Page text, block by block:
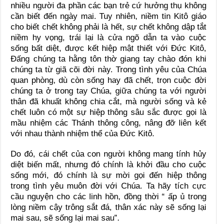
nhiều người đa phần các bạn trẻ cứ hưởng thụ không
cần biết đến ngày mai. Tuy nhiên, niềm tin Kitô giáo
cho biết chết không phải là hết, sự chết không dập tắt
niềm hy vọng, trái lại là cửa ngõ dẫn ta vào cuộc
sống bất diệt, được kết hiệp mật thiết với Đức Kitô,
Đấng chúng ta hằng tôn thờ giang tay chào đón khi
chúng ta từ giã cõi đời này. Trong tình yêu của Chúa
quan phòng, dù còn sống hay đã chết, trọn cuộc đời
chúng ta ở trong tay Chúa, giữa chúng ta với người
thân đã khuất không chia cắt, mà người sống và kẻ
chết luôn có một sự hiệp thông sâu sắc được gọi là
mầu nhiệm các Thánh thông công, nâng đỡ liên kết
với nhau thành nhiệm thể của Đức Kitô.
Do đó, cái chết của con người không mang tính hủy
diệt biến mất, nhưng đó chính là khởi đầu cho cuộc
sống mới, đó chính là sự mời gọi đến hiệp thông
trong tình yêu muôn đời với Chúa. Ta hãy tích cực
cầu nguyện cho các linh hồn, đồng thời “ ấp ủ trong
lòng niềm cậy trông sắt đá, thân xác này sẽ sống lại
mai sau, sẽ sống lại mai sau”.